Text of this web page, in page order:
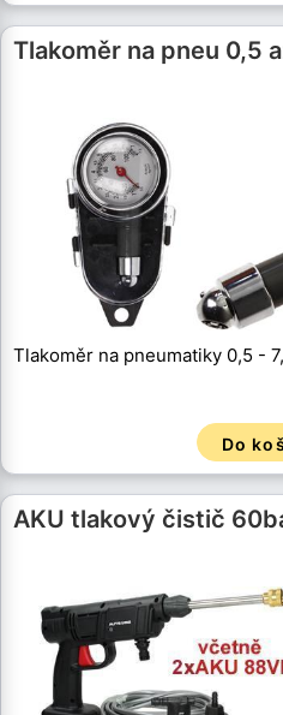
Tlakoměr na pneu 0,5
Tlakoměr na pneumatiky 0,5 -
Do
AKU tlakový čistič